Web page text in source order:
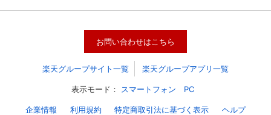
お気に入り
す。お気に入りに追加した作品の削除も可
サイト内の閲覧履歴を確認できます。履歴
サイト内で表示される作品の表示制限が可
能です。5段階の年齢区分から選択できま
す。
お問い合わせはこちら
楽天グループサイト一覧 楽天グループアプリ一覧
表示モード： スマートフォン PC
企業情報 利用規約 特定商取引法に基づく表示 ヘルプ